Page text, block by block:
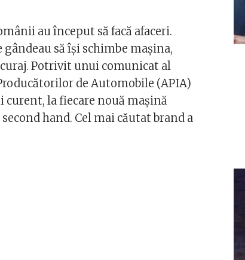
au început să facă afaceri.
gândeau să își schimbe mașina,
Potrivit unui comunicat al
de Automobile (APIA)
la fiecare nouă mașină
hand. Cel mai căutat brand a